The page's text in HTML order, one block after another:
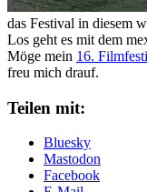
das Festival in diesem
Los geht es mit dem
Möge mein 16.
freu mich drauf.
Teilen mit:
Bluesky
Mastodon
Facebook